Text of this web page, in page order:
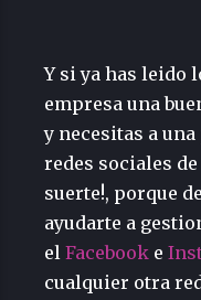
Y si ya has leido
empresa una
y necesitas a
redes sociales de
suerte!, porque
ayudarte a
el Facebook e
cualquier otra